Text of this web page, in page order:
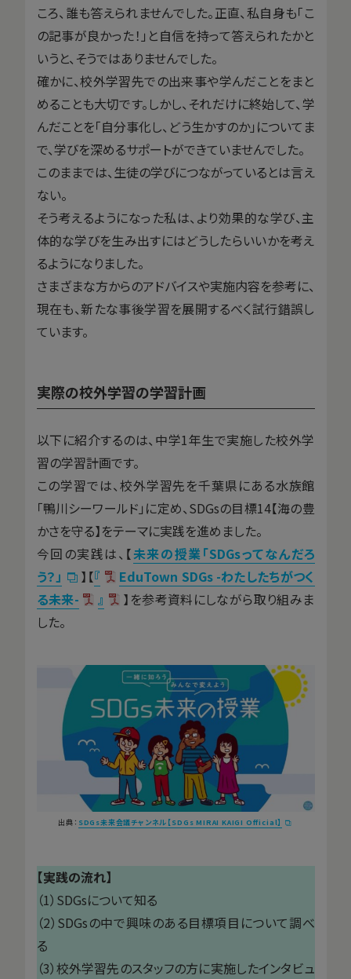
ころ、誰も答えられませんでした。正直、私自身も「こ
の記事が良かった！」と自信を持って答えられたかと
いうと、そうではありませんでした。
確かに、校外学習先での出来事や学んだことをまと
めることも大切です。しかし、それだけに終始して、学
んだことを「自分事化し、どう生かすのか」についてま
で、学びを深めるサポートができていませんでした。
このままでは、生徒の学びにつながっているとは言え
ない。
そう考えるようになった私は、より効果的な学び、主
体的な学びを生み出すにはどうしたらいいかを考え
るようになりました。
さまざまな方からのアドバイスや実施内容を参考に、
現在も、新たな事後学習を展開するべく試行錯誤し
ています。
実際の校外学習の学習計画
以下に紹介するのは、中学1年生で実施した校外学
習の学習計画です。
この学習では、校外学習先を千葉県にある水族館
「鴨川シーワールド」に定め、SDGsの目標14【海の豊
かさを守る】をテーマに実践を進めました。
今回の実践は、【未来の授業「SDGsってなんだろ
う？」
】【『
EduTown SDGs -わたしたちがつく
る未来-
』
】を参考資料にしながら取り組みま
した。
出典： SDGs未来会議チャンネル【SDGs MIRAI KAIGI Official】
【実践の流れ】
（1）SDGsについて知る
（2）SDGsの中で興味のある目標項目について調べ
る
（3）校外学習先のスタッフの方に実施したインタビュ